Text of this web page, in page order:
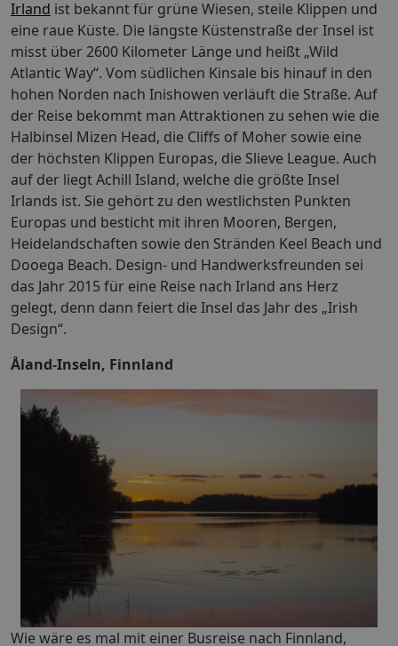
Irland ist bekannt für grüne Wiesen, steile Klippen und
eine raue Küste. Die längste Küstenstraße der Insel ist
misst über 2600 Kilometer Länge und heißt „Wild
Atlantic Way“. Vom südlichen Kinsale bis hinauf in den
hohen Norden nach Inishowen verläuft die Straße. Auf
der Reise bekommt man Attraktionen zu sehen wie die
Halbinsel Mizen Head, die Cliffs of Moher sowie eine
der höchsten Klippen Europas, die Slieve League. Auch
auf der liegt Achill Island, welche die größte Insel
Irlands ist. Sie gehört zu den westlichsten Punkten
Europas und besticht mit ihren Mooren, Bergen,
Heidelandschaften sowie den Stränden Keel Beach und
Dooega Beach. Design- und Handwerksfreunden sei
das Jahr 2015 für eine Reise nach Irland ans Herz
gelegt, denn dann feiert die Insel das Jahr des „Irish
Design“.
Åland-Inseln, Finnland
Wie wäre es mal mit einer Busreise nach Finnland,